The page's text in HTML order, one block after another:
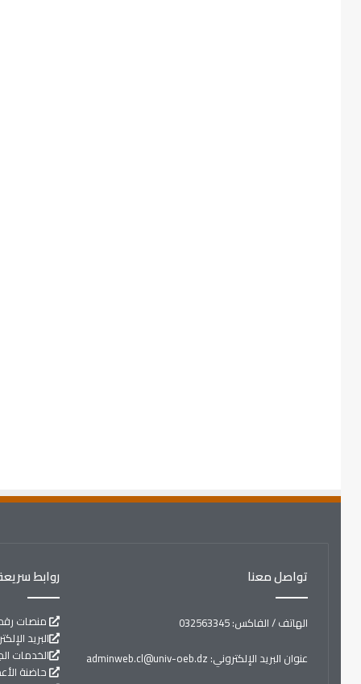
تواصل معنا
الهاتف / الفاكس: 032563345
عنوان البريد الإلكتروني: adminweb.cl@univ-oeb.dz
روابط
منصات
البريد
الخدمات
حاضنة